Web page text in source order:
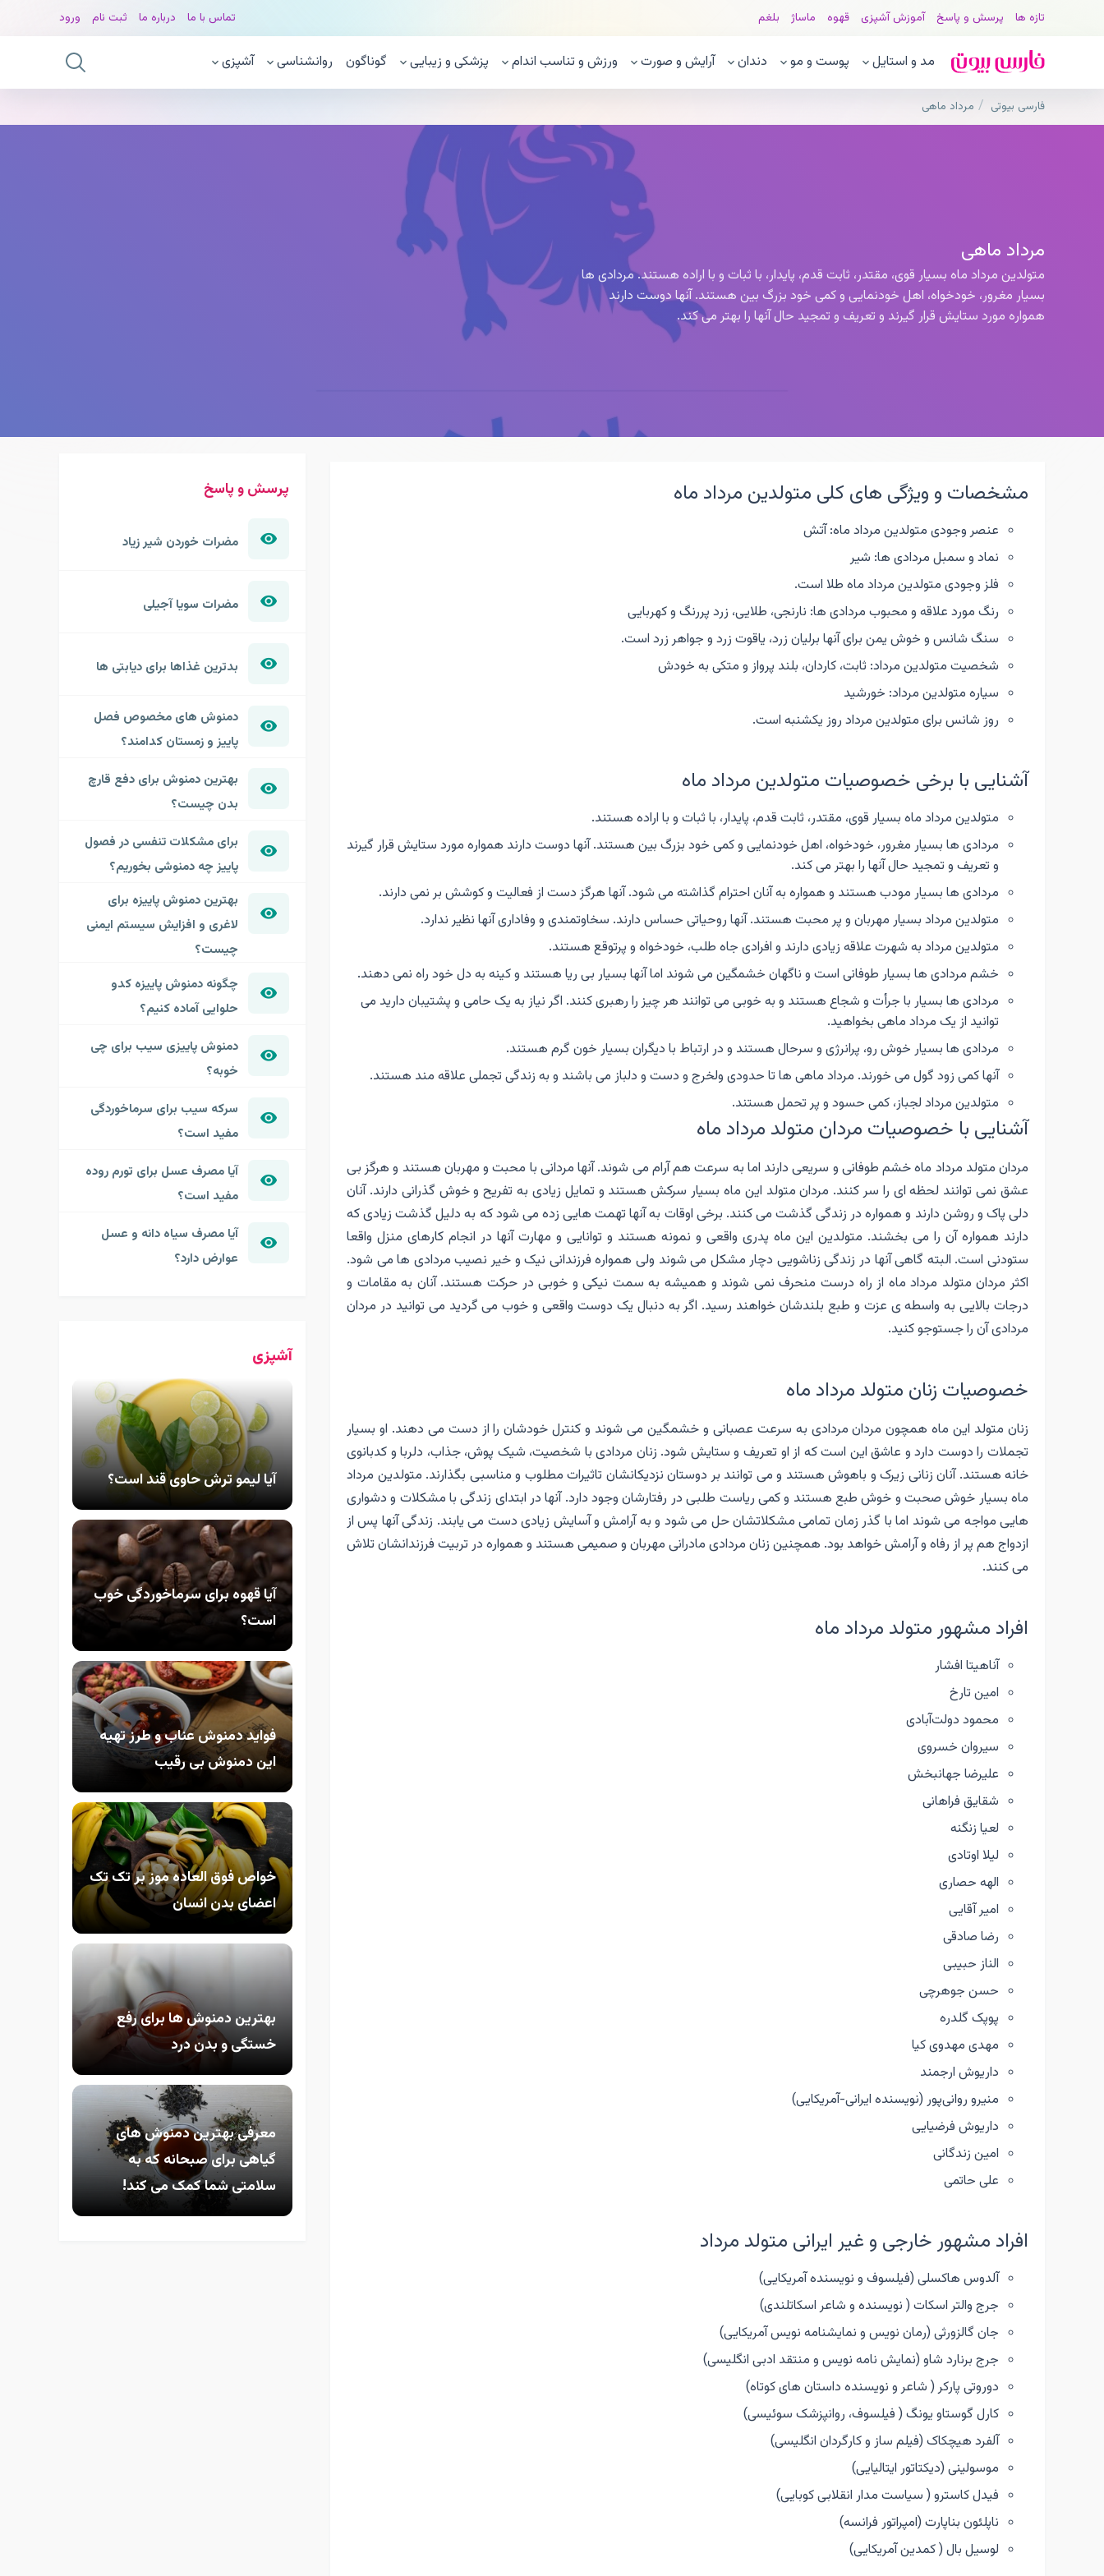
تازه ها پرسش و پاسخ آموزش آشپزی قهوه ماساژ بلغم تماس با ما درباره ما ثبت نام ورود
مد و استایل پوست و مو دندان آرایش و صورت ورزش و تناسب اندام پزشکی و زیبایی گوناگون روانشناسی آشپزی
فارسی بیوتی مرداد ماهی
مرداد ماهی
متولدین مرداد ماه بسیار قوی، مقتدر، ثابت قدم، پایدار، با ثبات و با اراده هستند. مردادی ها
بسیار مغرور، خودخواه، اهل خودنمایی و کمی خود بزرگ بین هستند. آنها دوست دارند
همواره مورد ستایش قرار گیرند و تعریف و تمجید حال آنها را بهتر می کند.
مشخصات و ویژگی های کلی متولدین مرداد ماه
عنصر وجودی متولدین مرداد ماه: آتش
نماد و سمبل مردادی ها: شیر
فلز وجودی متولدین مرداد ماه طلا است.
رنگ مورد علاقه و محبوب مردادی ها: نارنجی، طلایی، زرد پررنگ و کهربایی
سنگ شانس و خوش یمن برای آنها برلیان زرد، یاقوت زرد و جواهر زرد است.
شخصیت متولدین مرداد: ثابت، کاردان، بلند پرواز و متکی به خودش
سیاره متولدین مرداد: خورشید
روز شانس برای متولدین مرداد روز یکشنبه است.
آشنایی با برخی خصوصیات متولدین مرداد ماه
متولدین مرداد ماه بسیار قوی، مقتدر، ثابت قدم، پایدار، با ثبات و با اراده هستند.
مردادی ها بسیار مغرور، خودخواه، اهل خودنمایی و کمی خود بزرگ بین هستند. آنها دوست دارند همواره مورد ستایش قرار گیرند
و تعریف و تمجید حال آنها را بهتر می کند.
مردادی ها بسیار مودب هستند و همواره به آنان احترام گذاشته می شود. آنها هرگز دست از فعالیت و کوشش بر نمی دارند.
متولدین مرداد بسیار مهربان و پر محبت هستند. آنها روحیاتی حساس دارند. سخاوتمندی و وفاداری آنها نظیر ندارد.
متولدین مرداد به شهرت علاقه زیادی دارند و افرادی جاه طلب، خودخواه و پرتوقع هستند.
خشم مردادی ها بسیار طوفانی است و ناگهان خشمگین می شوند اما آنها بسیار بی ریا هستند و کینه به دل خود راه نمی دهند.
مردادی ها بسیار با جرأت و شجاع هستند و به خوبی می توانند هر چیز را رهبری کنند. اگر نیاز به یک حامی و پشتیبان دارید می
توانید از یک مرداد ماهی بخواهید.
مردادی ها بسیار خوش رو، پرانرژی و سرحال هستند و در ارتباط با دیگران بسیار خون گرم هستند.
آنها کمی زود گول می خورند. مرداد ماهی ها تا حدودی ولخرج و دست و دلباز می باشند و به زندگی تجملی علاقه مند هستند.
متولدین مرداد لجباز، کمی حسود و پر تحمل هستند.
آشنایی با خصوصیات مردان متولد مرداد ماه
مردان متولد مرداد ماه خشم طوفانی و سریعی دارند اما به سرعت هم آرام می شوند. آنها مردانی با محبت و مهربان هستند و هرگز بی
عشق نمی توانند لحظه ای را سر کنند. مردان متولد این ماه بسیار سرکش هستند و تمایل زیادی به تفریح و خوش گذرانی دارند. آنان
دلی پاک و روشن دارند و همواره در زندگی گذشت می کنند. برخی اوقات به آنها تهمت هایی زده می شود که به دلیل گذشت زیادی که
دارند همواره آن را می بخشند. متولدین این ماه پدری واقعی و نمونه هستند و توانایی و مهارت آنها در انجام کارهای منزل واقعا
ستودنی است. البته گاهی آنها در زندگی زناشویی دچار مشکل می شوند ولی همواره فرزندانی نیک و خیر نصیب مردادی ها می شود.
اکثر مردان متولد مرداد ماه از راه درست منحرف نمی شوند و همیشه به سمت نیکی و خوبی در حرکت هستند. آنان به مقامات و
درجات بالایی به واسطه ی عزت و طبع بلندشان خواهند رسید. اگر به دنبال یک دوست واقعی و خوب می گردید می توانید در مردان
مردادی آن را جستوجو کنید.
خصوصیات زنان متولد مرداد ماه
زنان متولد این ماه همچون مردان مردادی به سرعت عصبانی و خشمگین می شوند و کنترل خودشان را از دست می دهند. او بسیار
تجملات را دوست دارد و عاشق این است که از او تعریف و ستایش شود. زنان مردادی با شخصیت، شیک پوش، جذاب، دلربا و کدبانوی
خانه هستند. آنان زنانی زیرک و باهوش هستند و می توانند بر دوستان نزدیکانشان تاثیرات مطلوب و مناسبی بگذارند. متولدین مرداد
ماه بسیار خوش صحبت و خوش طبع هستند و کمی ریاست طلبی در رفتارشان وجود دارد. آنها در ابتدای زندگی با مشکلات و دشواری
هایی مواجه می شوند اما با گذر زمان تمامی مشکلاتشان حل می شود و به آرامش و آسایش زیادی دست می یابند. زندگی آنها پس از
ازدواج هم پر از رفاه و آرامش خواهد بود. همچنین زنان مردادی مادرانی مهربان و صمیمی هستند و همواره در تربیت فرزندانشان تلاش
می کنند.
افراد مشهور متولد مرداد ماه
آناهیتا افشار
امین تارخ
محمود دولت‌آبادی
سیروان خسروی
علیرضا جهانبخش
شقایق فراهانی
لعیا زنگنه
لیلا اوتادی
الهه حصاری
امیر آقایی
رضا صادقی
الناز حبیبی
حسن جوهرچی
پوپک گلدره
مهدی مهدوی کیا
داریوش ارجمند
منیرو روانی‌پور (نویسنده ایرانی-آمریکایی)
داریوش فرضیایی
امین زندگانی
علی حاتمی
افراد مشهور خارجی و غیر ایرانی متولد مرداد
آلدوس هاکسلی (فیلسوف و نویسنده آمریکایی)
جرج والتر اسکات ( نویسنده و شاعر اسکاتلندی)
جان گالزورثی (رمان نویس و نمایشنامه نویس آمریکایی)
جرج برنارد شاو (نمایش نامه نویس و منتقد ادبی انگلیسی)
دوروتی پارکر ( شاعر و نویسنده داستان های کوتاه)
کارل گوستاو یونگ ( فیلسوف، روانپزشک سوئیسی)
آلفرد هیچکاک (فیلم ساز و کارگردان انگلیسی)
موسولینی (دیکتاتور ایتالیایی)
فیدل کاسترو ( سیاست مدار انقلابی کوبایی)
ناپلئون بناپارت (امپراتور فرانسه)
لوسیل بال ( کمدین آمریکایی)
پرسش و پاسخ
مضرات خوردن شیر زیاد
مضرات سویا آجیلی
بدترین غذاها برای دیابتی ها
دمنوش های مخصوص فصل
پاییز و زمستان کدامند؟
بهترین دمنوش برای دفع قارچ
بدن چیست؟
برای مشکلات تنفسی در فصول
پاییز چه دمنوشی بخوریم؟
بهترین دمنوش پاییزه برای
لاغری و افزایش سیستم ایمنی
چیست؟
چگونه دمنوش پاییزه کدو
حلوایی آماده کنیم؟
دمنوش پاییزی سیب برای چی
خوبه؟
سرکه سیب برای سرماخوردگی
مفید است؟
آیا مصرف عسل برای تورم روده
مفید است؟
آیا مصرف سیاه دانه و عسل
عوارض دارد؟
آشپزی
آیا لیمو ترش حاوی قند است؟
آیا قهوه برای سرماخوردگی خوب
است؟
فواید دمنوش عناب و طرز تهیه
این دمنوش بی رقیب
خواص فوق العاده موز بر تک تک
اعضای بدن انسان
بهترین دمنوش ها برای رفع
خستگی و بدن درد
معرفی بهترین دمنوش های
گیاهی برای صبحانه که به
سلامتی شما کمک می کند!